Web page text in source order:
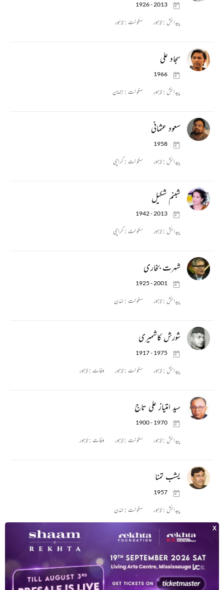
1926 - 2013
پیدائش :لاہور سکونت :لاہور
سجاد علی
1966
پیدائش :لاہور سکونت : اجمان
سعود عثمانی
1958
پیدائش :لاہور سکونت :کراچی
شبنم شکیل
1942 - 2013
پیدائش :لاہور سکونت :کراچی
شہرت بخاری
1925 - 2001
پیدائش :لاہور سکونت : لندن
شورش کاشمیری
1917 - 1975
پیدائش :لاہور سکونت :لاہور وفات :لاہور
سید امتیاز علی تاج
1900 - 1970
پیدائش :لاہور سکونت :لاہور وفات :لاہور
یشب تمنا
1957
پیدائش :لاہور سکونت : لندن
عبدالکریم ثمر
1906 - 1989
پیدائش :لاہور وفات :